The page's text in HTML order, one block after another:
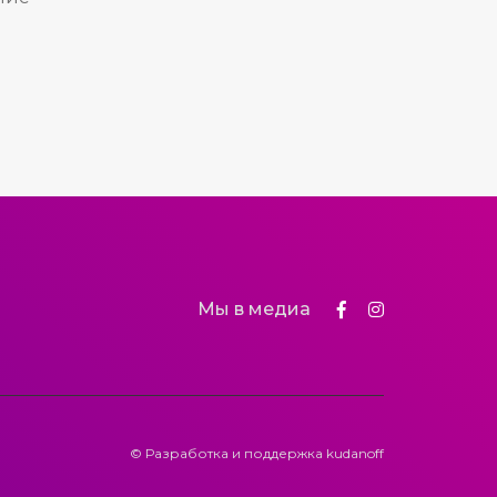
Мы в медиа
© Разработка и поддержка kudanoff